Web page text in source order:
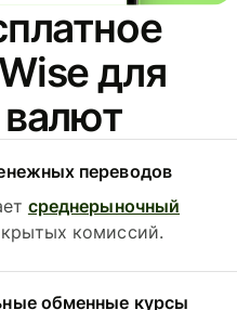
для
переводов
среднерыночный
комиссий.
обменные курсы